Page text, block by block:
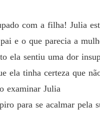
com a filha! Julia
e o que parecia a
ela sentiu uma dor
ela tinha certeza que
examinar Julia
para se acalmar pela